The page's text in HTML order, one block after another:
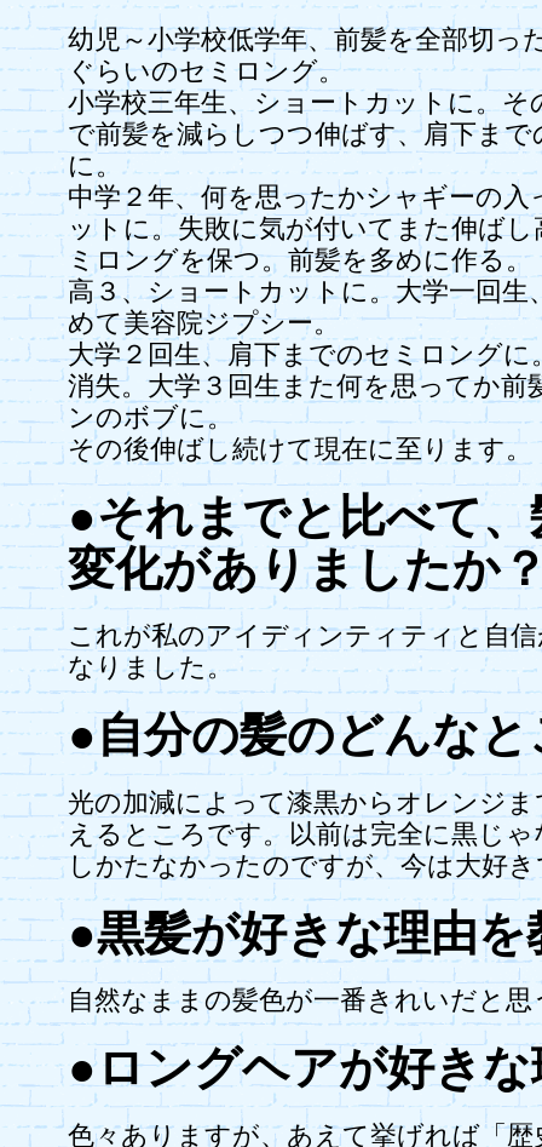
幼児～小学校低学年、前髪を全部切っ
ぐらいのセミロング。
小学校三年生、ショートカットに。そ
で前髪を減らしつつ伸ばす、肩下ま
に。
中学２年、何を思ったかシャギーの
ットに。失敗に気が付いてまた伸ば
ミロングを保つ。前髪を多めに作る。
高３、ショートカットに。大学一回生
めて美容院ジプシー。
大学２回生、肩下までのセミロングに
消失。大学３回生また何を思ってか前
ンのボブに。
その後伸ばし続けて現在に至ります。
●それまでと比べて
変化がありましたか
これが私のアイディンティティと自
なりました。
●自分の髪のどんな
光の加減によって漆黒からオレンジ
えるところです。以前は完全に黒じ
しかたなかったのですが、今は大好
●黒髪が好きな理由
自然なままの髪色が一番きれいだと
●ロングヘアが好き
色々ありますが、あえて挙げれば「